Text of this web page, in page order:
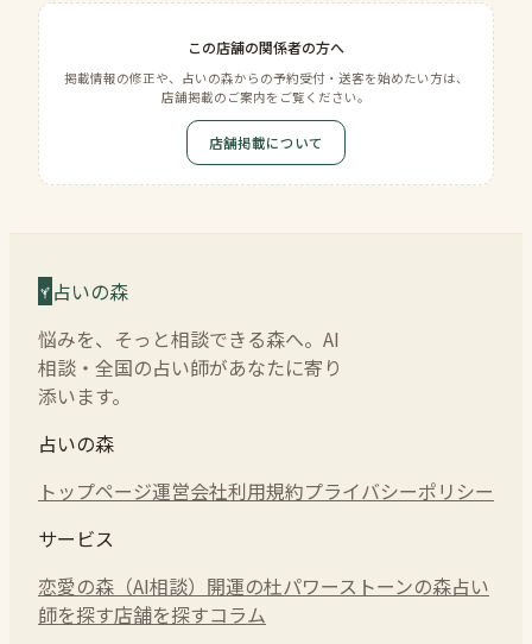
この店舗の関係者の方へ
掲載情報の修正や、占いの森からの予約受付・送客を始めたい方は、
店舗掲載のご案内をご覧ください。
店舗掲載について
占いの森
悩みを、そっと相談できる森へ。AI
相談・全国の占い師があなたに寄り
添います。
占いの森
トップページ運営会社利用規約プライバシーポリシー
サービス
恋愛の森（AI相談） 開運の杜パワーストーンの森占い
師を探す店舗を探すコラム